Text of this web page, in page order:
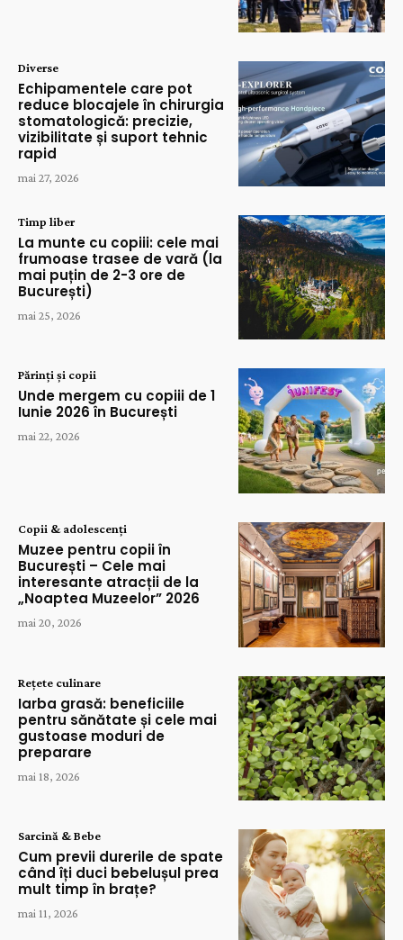
Diverse
Echipamentele care pot
reduce blocajele în chirurgia
stomatologică: precizie,
vizibilitate și suport tehnic
rapid
mai 27, 2026
Timp liber
La munte cu copiii: cele mai
frumoase trasee de vară (la
mai puțin de 2-3 ore de
București)
mai 25, 2026
Părinți și copii
Unde mergem cu copiii de 1
Iunie 2026 în București
mai 22, 2026
Copii & adolescenți
Muzee pentru copii în
București – Cele mai
interesante atracții de la
„Noaptea Muzeelor” 2026
mai 20, 2026
Rețete culinare
Iarba grasă: beneficiile
pentru sănătate și cele mai
gustoase moduri de
preparare
mai 18, 2026
Sarcină & Bebe
Cum previi durerile de spate
când îți duci bebelușul prea
mult timp în brațe?
mai 11, 2026